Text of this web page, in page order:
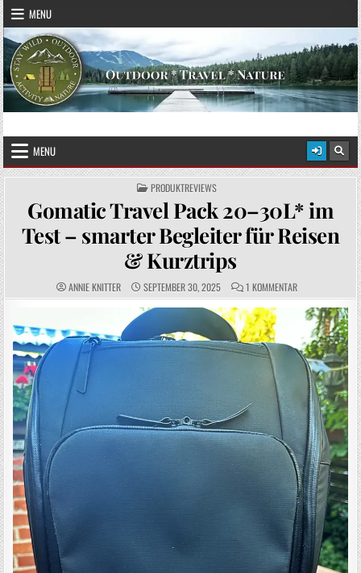
Skip to content
MENU
STAY WILD – OUTDOOR
MENU
POSTED IN
PRODUKTREVIEWS
Gomatic Travel Pack 20–30L* im
Test – smarter Begleiter für Reisen
& Kurztrips
AUTHOR:
ANNIE KNITTER PUBLISHED DATE:
SEPTEMBER 30, 2025 COMMENTS:
1 KOMMENTARZU GOMATIC